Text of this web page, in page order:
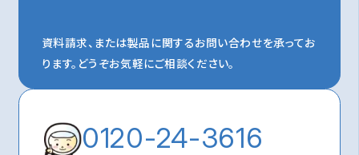
資料請求、または製品に関するお問い合わせを承ってお
ります。 どうぞお気軽にご相談ください。
0120-24-3616